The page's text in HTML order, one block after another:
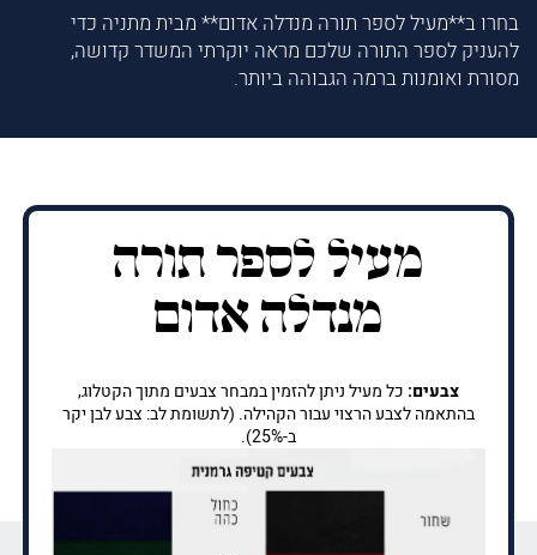
בחרו ב**מעיל לספר תורה מנדלה אדום** מבית מתניה כדי
להעניק לספר התורה שלכם מראה יוקרתי המשדר קדושה,
מסורת ואומנות ברמה הגבוהה ביותר.
מעיל לספר תורה
מנדלה אדום
צבעים: כל מעיל ניתן להזמין במבחר צבעים מתוך הקטלוג,
בהתאמה לצבע הרצוי עבור הקהילה. (לתשומת לב: צבע לבן יקר
ב-25%).